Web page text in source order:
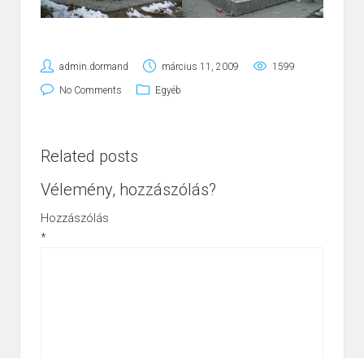
admin.dormand március 11, 2009 1599
No Comments Egyéb
Related posts
Vélemény, hozzászólás?
Hozzászólás
*